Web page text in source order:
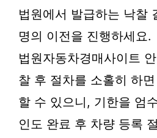
법원에서 발급하는 낙찰
명의 이전을 진행하세요.
법원자동차경매사이트
찰 후 절차를 소홀히 하
할 수 있으니, 기한을 엄
인도 완료 후 차량 등록